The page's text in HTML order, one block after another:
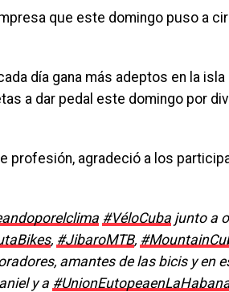
que este domingo puso a
día gana más adeptos en la
a dar pedal este domingo por
profesión, agradeció a los
#VéloCuba junto a
, #JibaroMTB, #
amantes de las bicis y en
y a #